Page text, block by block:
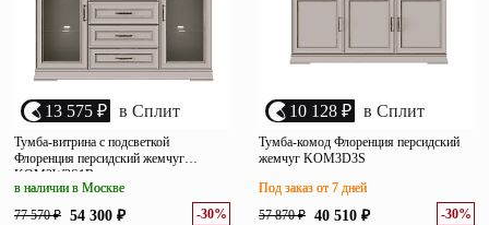
13 575 ₽ в Сплит
Тумба-витрина с подсветкой
Флоренция персидский жемчуг
KOM2W3S1B
77 570 ₽ 54 300 ₽ -30%
в наличии в Москве
10 128 ₽ в Сплит
Тумба-комод Флоренция персидский
жемчуг KOM3D3S
57 870 ₽ 40 510 ₽ -30%
Под заказ от 7 дней